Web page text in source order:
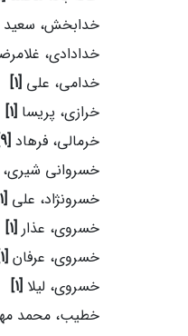
خدابخش، سعید
خدادادی،
خدامی، علی [1]
خرازی، پریسا [1]
خرمالی، فرهاد [9]
خسروانی شیری،
خسرونژاد، علی [1]
خسروی، عذار [1]
خسروی، عرفان [1]
خسروی، لیلا [1]
خطیب، محمد